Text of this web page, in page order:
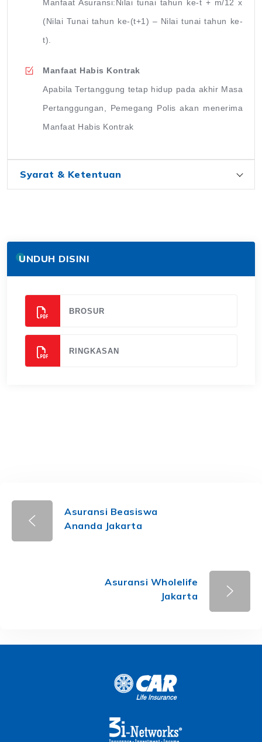
UNDUH DISINI
BROSUR
RINGKASAN
Manfaat Asuransi:Nilai tunai tahun ke-t + m/12 x
(Nilai Tunai tahun ke-(t+1) – Nilai tunai tahun ke-
t).
Manfaat Habis Kontrak
Apabila Tertanggung tetap hidup pada akhir Masa
Pertanggungan, Pemegang Polis akan menerima
Manfaat Habis Kontrak
Syarat & Ketentuan
Asuransi Beasiswa
Ananda Jakarta
Asuransi Wholelife
Jakarta